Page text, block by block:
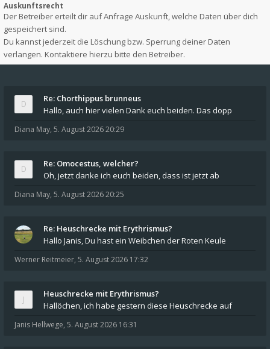
Auskunftsrecht
Der Betreiber erteilt dir auf Anfrage Auskunft, welche Daten über dich
gespeichert sind.
Du kannst jederzeit die Löschung bzw. Sperrung deiner Daten
verlangen. Kontaktiere hierzu bitte den Betreiber.
Re: Chorthippus brunneus
Hallo, auch hier vielen Dank euch beiden. Das dopp
Diana May, 5. August 2026 20:29
Re: Omocestus, welcher?
Oh, jetzt danke ich euch beiden, dass ist jetzt ab
Diana May, 5. August 2026 20:25
Re: Heuschrecke mit Erythrismus?
Hallo Janis, Du hast ein Weibchen der Roten Keule
Werner Reitmeier, 5. August 2026 17:32
Heuschrecke mit Erythrismus?
Hallöchen, ich habe gestern diese Heuschrecke auf
Janis Hellwege, 5. August 2026 16:31